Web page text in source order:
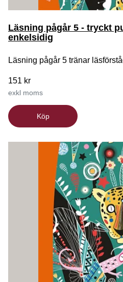
Läsning pågår 5 - tryckt
enkelsidig
Läsning pågår 5 tränar
151 kr
exkl moms
Köp